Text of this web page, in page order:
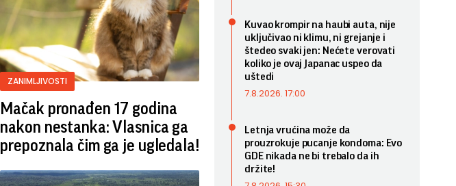
ZANIMLJIVOSTI
Mačak pronađen 17 godina
nakon nestanka: Vlasnica ga
prepoznala čim ga je ugledala!
Kuvao krompir na haubi auta, nije
uključivao ni klimu, ni grejanje i
štedeo svaki jen: Nećete verovati
koliko je ovaj Japanac uspeo da
uštedi
7.8.2026. 17:00
Letnja vrućina može da
prouzrokuje pucanje kondoma: Evo
GDE nikada ne bi trebalo da ih
držite!